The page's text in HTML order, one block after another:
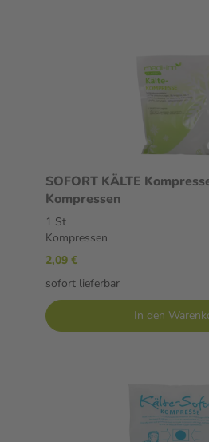
SOFORT KÄLTE
Kompressen
1 St
Kompressen
2,09 €
sofort lieferbar
In den